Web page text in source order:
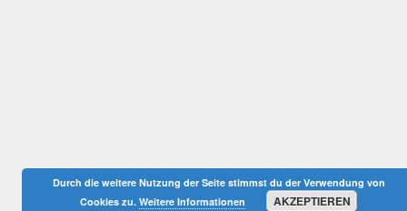
Durch die weitere Nutzung der Seite stimmst du der Verwendung von
Cookies zu.Weitere Informationen AKZEPTIEREN